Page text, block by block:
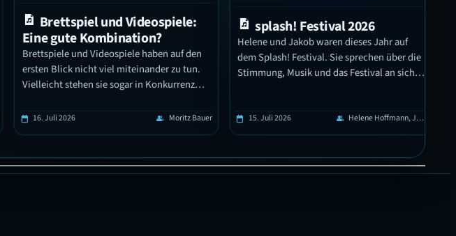
Brettspiel und Videospiele:
Eine gute Kombination?
Brettspiele und Videospiele haben auf den
ersten Blick nicht viel miteinander zu tun.
Vielleicht stehen sie sogar in Konkurrenz
fallen viele Gemeinsamkeiten auf und es
zeigt sich, dass sie enger Verknüpft sind als
Brettspielbegeisterte von Ihren Erfahrungen
damit und es wird näher auf diese…
16. Juli 2026 Moritz Bauer
splash! Festival 2026
Helene und Jakob waren dieses Jahr auf
dem Splash! Festival. Sie sprechen über die
Stimmung, Musik und das Festival an sich.
erzählen von ihren persönlichen Highlights.
15. Juli 2026 Helene Hoffmann, Jakob Klinkhardt